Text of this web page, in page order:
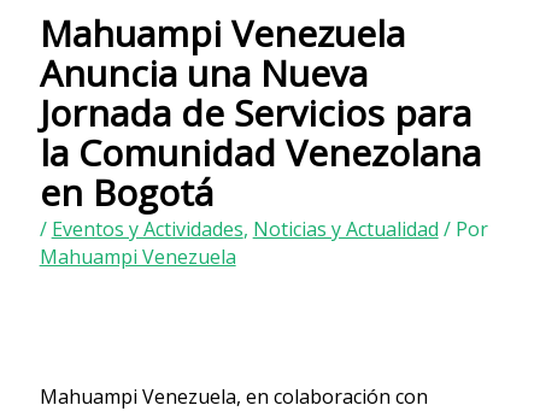
Mahuampi Venezuela
Anuncia una Nueva
Jornada de Servicios para
la Comunidad Venezolana
en Bogotá
/ Eventos y Actividades, Noticias y Actualidad / Por
Mahuampi Venezuela
Mahuampi Venezuela, en colaboración con